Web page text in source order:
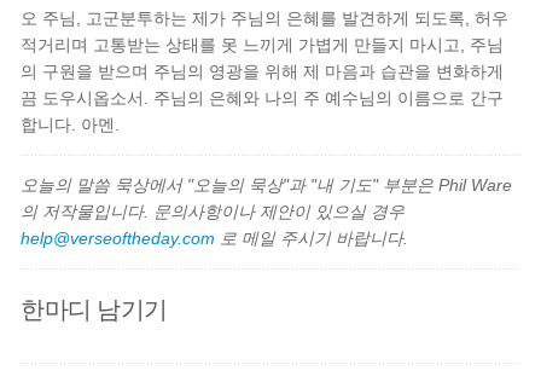
오 주님, 고군분투하는 제가 주님의 은혜를 발견하게 되도록, 허우
적거리며 고통받는 상태를 못 느끼게 가볍게 만들지 마시고, 주님
의 구원을 받으며 주님의 영광을 위해 제 마음과 습관을 변화하게
끔 도우시옵소서. 주님의 은혜와 나의 주 예수님의 이름으로 간구
합니다. 아멘.
오늘의 말씀 묵상에서 "오늘의 묵상"과 "내 기도" 부분은 Phil Ware
의 저작물입니다. 문의사항이나 제안이 있으실 경우
help@verseoftheday.com 로 메일 주시기 바랍니다.
한마디 남기기